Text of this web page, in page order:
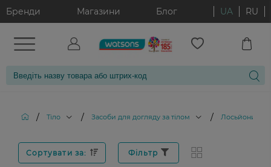
Бренди Магазини Блог UA RU
/ Тіло / Засоби для догляду за тілом / Лосьйони для
Сортувати за: Фільтр